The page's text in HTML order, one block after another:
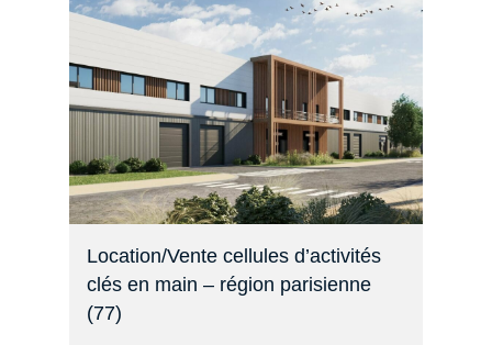
Location/Vente cellules d’activités
clés en main – région parisienne
(77)